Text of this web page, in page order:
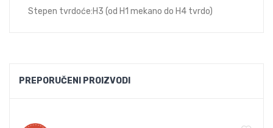
Stepen tvrdoće:H3 (od H1 mekano do H4 tvrdo)
PREPORUČENI PROIZVODI